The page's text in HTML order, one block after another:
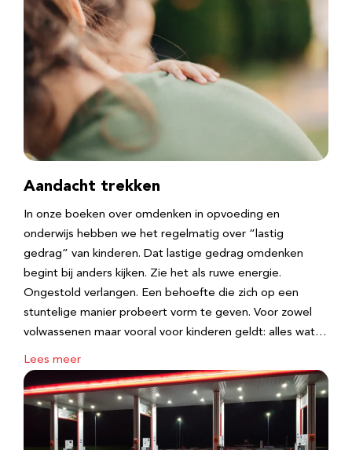
Aandacht trekken
In onze boeken over omdenken in opvoeding en
onderwijs hebben we het regelmatig over “lastig
gedrag” van kinderen. Dat lastige gedrag omdenken
begint bij anders kijken. Zie het als ruwe energie.
Ongestold verlangen. Een behoefte die zich op een
stuntelige manier probeert vorm te geven. Voor zowel
volwassenen maar vooral voor kinderen geldt: alles wat…
Lees meer